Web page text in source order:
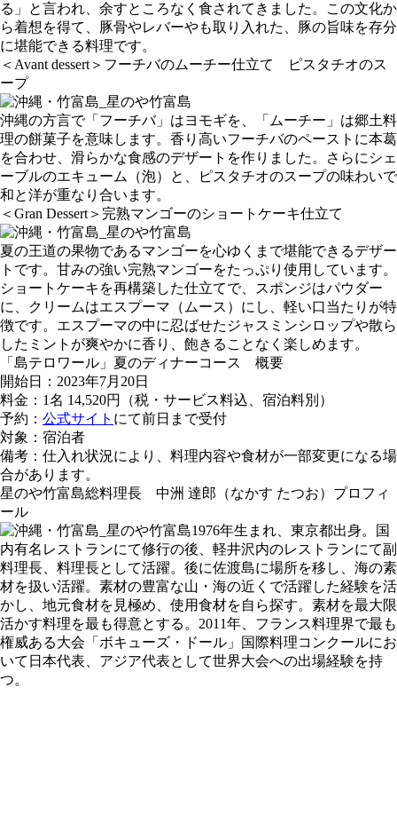
る」と言われ、余すところなく食されてきました。この文化か
ら着想を得て、豚骨やレバーやも取り入れた、豚の旨味を存分
に堪能できる料理です。
＜Avant dessert＞フーチバのムーチー仕立て ピスタチオのス
ープ
沖縄の方言で「フーチバ」はヨモギを、「ムーチー」は郷土料
理の餅菓子を意味します。香り高いフーチバのペーストに本葛
を合わせ、滑らかな食感のデザートを作りました。さらにシェ
ーブルのエキューム（泡）と、ピスタチオのスープの味わいで
和と洋が重なり合います。
＜Gran Dessert＞完熟マンゴーのショートケーキ仕立て
夏の王道の果物であるマンゴーを心ゆくまで堪能できるデザー
トです。甘みの強い完熟マンゴーをたっぷり使用しています。
ショートケーキを再構築した仕立てで、スポンジはパウダー
に、クリームはエスプーマ（ムース）にし、軽い口当たりが特
徴です。エスプーマの中に忍ばせたジャスミンシロップや散ら
したミントが爽やかに香り、飽きることなく楽しめます。
「島テロワール」夏のディナーコース 概要
開始日：2023年7月20日
料金：1名 14,520円（税・サービス料込、宿泊料別）
予約： 公式サイト にて前日まで受付
対象：宿泊者
備考：仕入れ状況により、料理内容や食材が一部変更になる場
合があります。
星のや竹富島総料理長 中洲 達郎（なかす たつお）プロフィ
ール
1976年生まれ、東京都出身。国
内有名レストランにて修行の後、軽井沢内のレストランにて副
料理長、料理長として活躍。後に佐渡島に場所を移し、海の素
材を扱い活躍。素材の豊富な山・海の近くで活躍した経験を活
かし、地元食材を見極め、使用食材を自ら探す。素材を最大限
活かす料理を最も得意とする。2011年、フランス料理界で最も
権威ある大会「ボキューズ・ドール」国際料理コンクールにお
いて日本代表、アジア代表として世界大会への出場経験を持
つ。